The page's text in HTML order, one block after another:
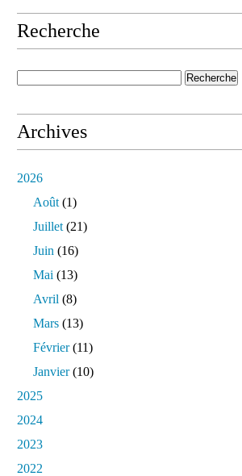
Recherche
Archives
2026
Août (1)
Juillet (21)
Juin (16)
Mai (13)
Avril (8)
Mars (13)
Février(11)
Janvier(10)
2025
2024
2023
2022